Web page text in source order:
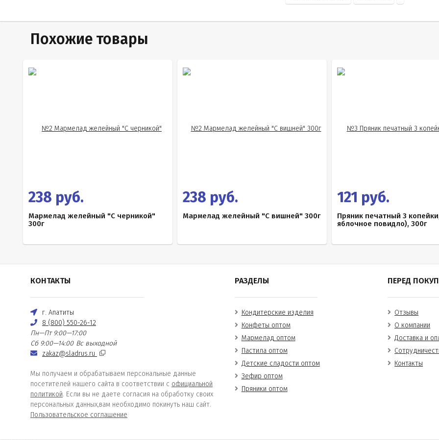
Похожие товары
238 руб.
Мармелад желейный "С черникой"
300г
238 руб.
Мармелад желейный "С вишней" 300г
121 руб.
Пряник печатный 3
яблочное повидло), 300г
КОНТАКТЫ
г. Апатиты
8 (800) 550-26-12
Пн—Пт 9:00—17:00
Сб 9:00—14:00 Вс выходной
zakaz@sladrus.ru
Мы получаем и обрабатываем персональные данные
посетителей нашего сайта в соответствии с официальной
политикой. Если вы не даете согласия на обработку своих
персональных данных,вам необходимо покинуть наш сайт.
Пользовательское соглашение
РАЗДЕЛЫ
Кондитерские изделия
Конфеты оптом
Мармелад оптом
Пастила оптом
Детские сладости оптом
Зефир оптом
Пряники оптом
ПЕРЕД
Отзывы
О компании
Доставка и
Контакты